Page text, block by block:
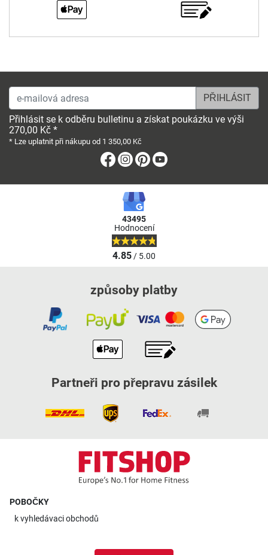
e-mailová adresa
Přihlásit se k odběru bulletinu a získat poukázku ve výši
270,00 Kč *
* Lze uplatnit při nákupu od 1 350,00 Kč
Facebook
Instagram
Pinterest
43495
Hodnocení
4.85/ 5.00
způsoby platby
Partneři pro přepravu zásilek
POBOČKY
kvyhledávaci obchodů